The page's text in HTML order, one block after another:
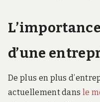
d’une
De plus en plus
actuellement dans le